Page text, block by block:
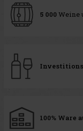
5 000 Weine
100% Ware